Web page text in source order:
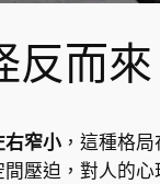
反而
右窄小 ，這種格
壓迫，對人的心